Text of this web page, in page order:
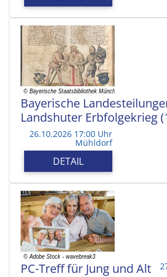
Bayerische
Landshuter Erbfolgekrieg
26.10.2026 17:00 Uhr
Mühldorf
DETAIL
PC-Treff für Jung und Alt